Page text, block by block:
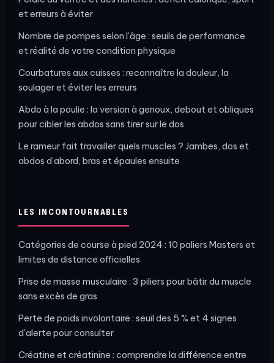
et erreurs à éviter
Nombre de pompes selon l'âge : seuils de performance
et réalité de votre condition physique
Courbatures aux cuisses : reconnaître la douleur, la
soulager et éviter les erreurs
Abdo à la poulie : la version à genoux, debout et obliques
pour cibler les abdos sans tirer sur le dos
Le rameur fait travailler quels muscles ? Jambes, dos et
abdos d’abord, bras et épaules ensuite
LES INCONTOURNABLES
Catégories de course à pied 2024 : 10 paliers Masters et
limites de distance officielles
Prise de masse musculaire : 3 piliers pour bâtir du muscle
sans excès de gras
Perte de poids involontaire : seuil des 5 % et 4 signes
d'alerte pour consulter
Créatine et créatinine : comprendre la différence entre